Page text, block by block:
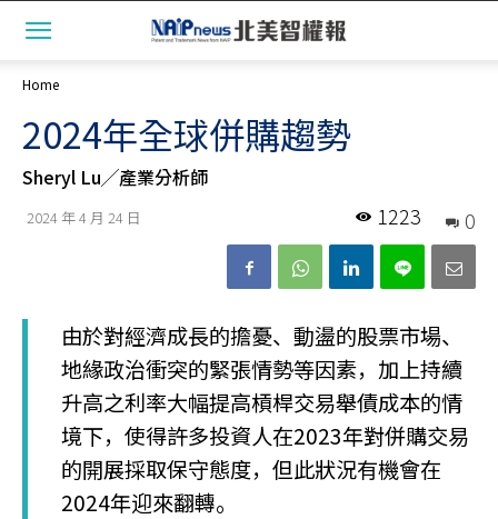
Home
2024年全球併購趨勢
Sheryl Lu╱產業分析師
2024 年 4 月 24 日 0
1223
由於對經濟成長的擔憂、動盪的股票市場、
地緣政治衝突的緊張情勢等因素，加上持續
升高之利率大幅提高槓桿交易舉債成本的情
境下，使得許多投資人在2023年對併購交易
的開展採取保守態度，但此狀況有機會在
2024年迎來翻轉。